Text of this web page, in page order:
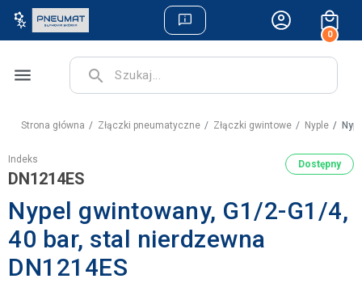
0
menu search
Strona główna Złączki pneumatyczne Złączki gwintowe Nyple
Indeks
DN1214ES
Dostępny
Nypel gwintowany, G1/2-G1/4,
40 bar, stal nierdzewna
DN1214ES